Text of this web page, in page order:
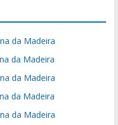
da Madeira
da Madeira
da Madeira
da Madeira
da Madeira